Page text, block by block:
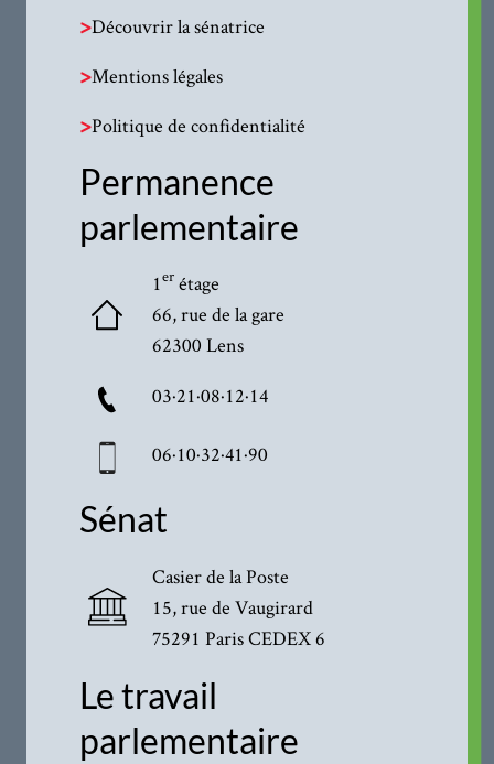
>Découvrir la sénatrice
>Mentions légales
>Politique de confidentialité
Permanence
parlementaire
1erétage
66, rue de la gare
62300 Lens
03·21·08·12·14
06·10·32·41·90
Sénat
Casier de la Poste
15, rue de Vaugirard
75291 Paris CEDEX 6
Le travail
parlementaire